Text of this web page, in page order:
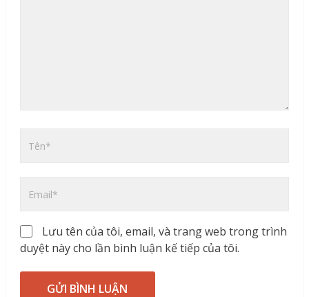
Lưu tên của tôi, email, và trang web trong trình
duyệt này cho lần bình luận kế tiếp của tôi.